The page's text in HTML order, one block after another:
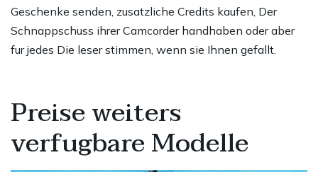
Geschenke senden, zusatzliche Credits kaufen, Der
Schnappschuss ihrer Camcorder handhaben oder aber
fur jedes Die leser stimmen, wenn sie Ihnen gefallt.
Preise weiters
verfugbare Modelle